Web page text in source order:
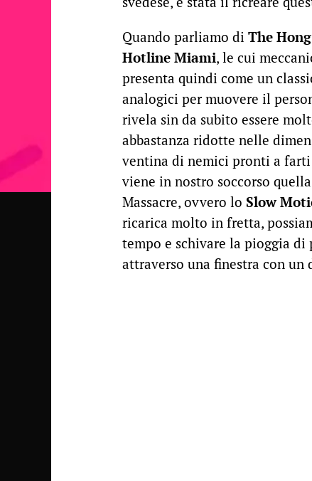
Quando parliamo di The
Hotline Miami, le cui
presenta quindi come un
analogici per muovere il
rivela sin da subito essere
abbastanza ridotte nelle
ventina di nemici pronti a
viene in nostro soccorso
Massacre, ovvero lo Slow
ricarica molto in fretta,
tempo e schivare la pioggia
attraverso una finestra con un